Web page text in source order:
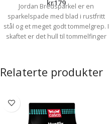
kr179
Jordan Bredsparkel er en
sparkelspade med blad i rustfritt
stål og et meget godt tommelgrep. I
skaftet er det hull til tommelfinger
tommelgrepet minker og
belastningen i hånden.
Relaterte produkter